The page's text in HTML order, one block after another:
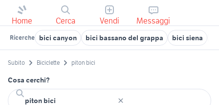
Home Cerca Vendi Messaggi
Ricerche bici canyon bici bassano del grappa bici siena
Subito Biciclette piton bici
Cosa cerchi?